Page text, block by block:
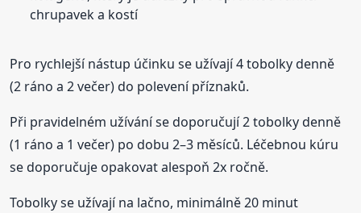
chrupavek a kostí
Pro rychlejší nástup účinku se užívají 4 tobolky denně
(2 ráno a 2 večer) do polevení příznaků.
Při pravidelném užívání se doporučují 2 tobolky denně
(1 ráno a 1 večer) po dobu 2–3 měsíců. Léčebnou kúru
se doporučuje opakovat alespoň 2x ročně.
Tobolky se užívají na lačno, minimálně 20 minut